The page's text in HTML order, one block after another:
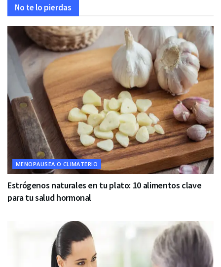
No te lo pierdas
MENOPAUSEA O CLIMATERIO
Estrógenos naturales en tu plato: 10 alimentos clave
para tu salud hormonal